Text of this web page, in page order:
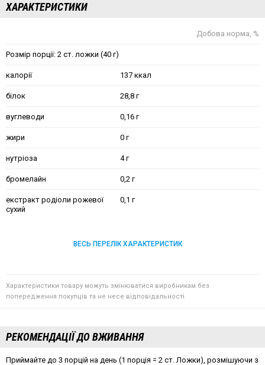
ХАРАКТЕРИСТИКИ
Добова норма, %
Розмір порції: 2 ст. ложки (40 г)
калорії 137 ккал
білок 28,8 г
вуглеводи 0,16 г
жири 0 г
нутріоза 4 г
бромелайн 0,2 г
екстракт родіоли рожевої
сухий
0,1 г
ВЕСЬ ПЕРЕЛІК ХАРАКТЕРИСТИК
Характеристики товару можуть змінюватися виробникам без
попередження покупців та не несе відповідальності
РЕКОМЕНДАЦІЇ ДО ВЖИВАННЯ
Приймайте до 3 порцій на день (1 порція = 2 ст. Ложки), розмішуючи з